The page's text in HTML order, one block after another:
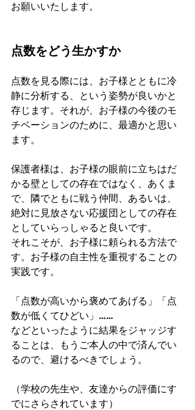
お願いいたします。
点数をどう生かすか
点数を見る際には、お子様とともに冷
静に分析する、という姿勢が良いかと
存じます。それが、お子様の今後のモ
チベーションのために、最適かと思い
ます。
保護者様は、お子様の眼前に立ちはだ
かる壁としての存在ではなく、あくま
で、隣でともに戦う仲間、あるいは、
絶対に見放さない応援団としての存在
としていらっしゃると良いです。
それこそが、お子様に頼られる方法で
す。お子様の自主性を重視することの
実践です。
「点数が高いから褒めてあげる」「点
数が低くてひどい」……
などといったように結果をジャッジす
ることは、もうご本人の中で済んでい
るので、避けるべきでしょう。
（学校の先生や、友達からの評価にす
でにさらされています）